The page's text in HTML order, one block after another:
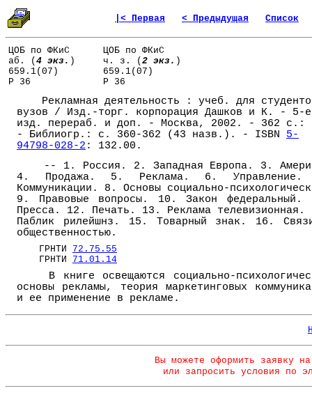
|< Первая < Предыдущая Список
ЦОБ по ФКиС
аб. ( 4 экз. )
659.1(07)
Р 36
ЦОБ по ФКиС
ч. з. ( 2 экз. )
659.1(07)
Р 36
Рекламная деятельность : учеб. для
вузов / Изд.-торг. корпорация Дашков и К. - 5-е
изд. перераб. и доп. - Москва, 2002. - 362 с.:
- Библиогр.: с. 360-362 (43 назв.). - ISBN 5-
94798-028-2 : 132.00.
-- 1. Россия. 2. Западная Европа. 3.
4. Продажа. 5. Реклама. 6.
Коммуникации. 8. Основы социально-
9. Правовые вопросы. 10. Закон федеральный.
Пресса. 12. Печать. 13. Реклама телевизионная.
Паблик рилейшнз. 15. Товарный знак. 16.
общественностью.
ГРНТИ 72.75.55
ГРНТИ 71.01.14
В книге освещаются социально-
основы рекламы, теория маркетинговых
и ее применение в рекламе.
Вы можете оформить заявку
или запросить условия по